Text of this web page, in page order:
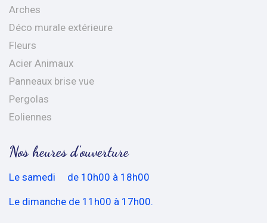
Arches
Déco murale extérieure
Fleurs
Acier Animaux
Panneaux brise vue
Pergolas
Eoliennes
Nos heures d'ouverture
Le samedi de 10h00 à 18h00
Le dimanche de 11h00 à 17h00.